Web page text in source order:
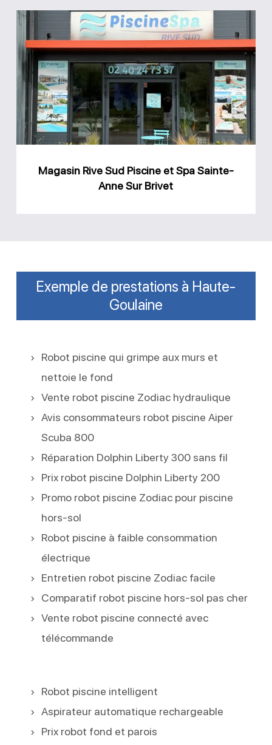
Magasin
Rive
Sud
Piscine
et
Spa
Sainte-
Sur
Magasin Rive Sud Piscine et Spa Sainte-
Anne Sur Brivet
Exemple de prestations à Haute-
Goulaine
Robot piscine qui grimpe aux murs et
nettoie le fond
Vente robot piscine Zodiac hydraulique
Avis consommateurs robot piscine Aiper
Scuba 800
Réparation Dolphin Liberty 300 sans fil
Prix robot piscine Dolphin Liberty 200
Promo robot piscine Zodiac pour piscine
hors-sol
Robot piscine à faible consommation
électrique
Entretien robot piscine Zodiac facile
Comparatif robot piscine hors-sol pas cher
Vente robot piscine connecté avec
télécommande
Robot piscine intelligent
Aspirateur automatique rechargeable
Prix robot fond et parois